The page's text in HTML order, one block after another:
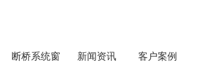
断桥系统窗 新闻资讯 客户案例